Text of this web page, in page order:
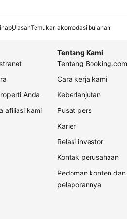
UlasanTemukan akomodasi bulanan
Anda
afiliasi kami
Tentang Kami
Tentang Booking.com
Cara kerja kami
Keberlanjutan
Pusat pers
Karier
Relasi investor
Kontak perusahaan
Pedoman konten dan
pelaporannya